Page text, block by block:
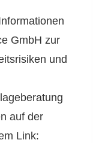
GmbH zur
und
auf der
Link: